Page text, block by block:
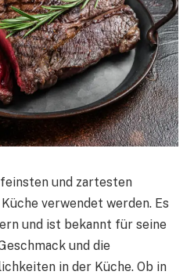
und zartesten
verwendet werden. Es
und ist bekannt für seine
und die
in der Küche. Ob in